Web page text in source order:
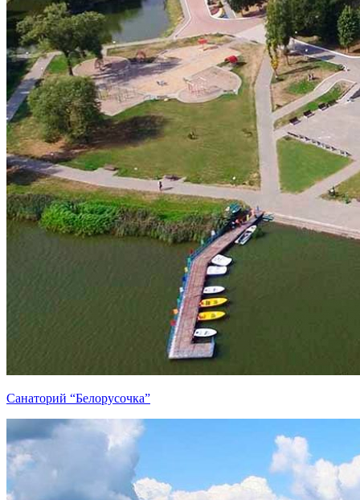
Санаторий “Белорусочка”